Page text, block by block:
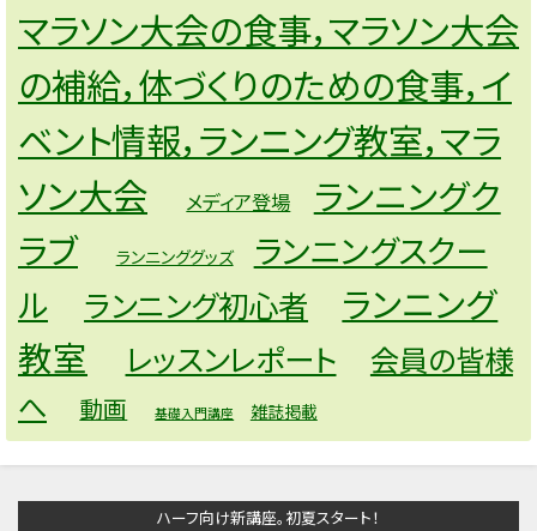
マラソン大会の食事，マラソン大会
の補給，体づくりのための食事，イ
ベント情報，ランニング教室，マラ
ソン大会
メディア登場
ランニングク
ラブ
ランニンググッズ
ランニングスクー
ル
ランニング初心者
ランニング
教室
レッスンレポート
会員の皆様
へ
動画 基礎入門講座 雑誌掲載
ハーフ向け新講座。初夏スタート！